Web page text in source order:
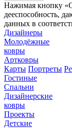
Нажимая кнопку
дееспособность,
данных в
Дизайнеры
Молодёжные
ковры
Артковры
Карты Портреты
Гостиные
Спальни
Дизайнерские
ковры
Проекты
Детские